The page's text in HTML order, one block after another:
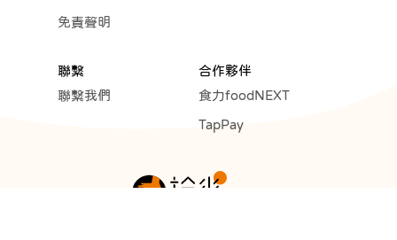
免責聲明
聯繫
聯繫我們
合作夥伴
食力foodNEXT
TapPay